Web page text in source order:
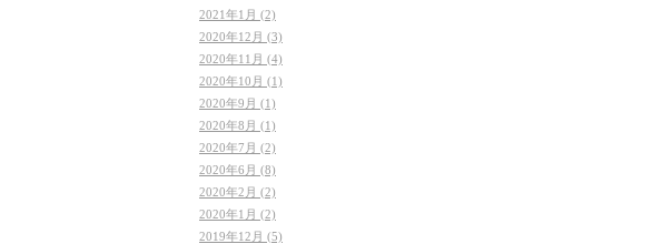
2021年1月 (2)
2020年12月 (3)
2020年11月 (4)
2020年10月 (1)
2020年9月 (1)
2020年8月 (1)
2020年7月 (2)
2020年6月 (8)
2020年2月 (2)
2020年1月 (2)
2019年12月 (5)